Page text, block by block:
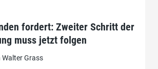
fordert: Zweiter Schritt der
muss jetzt folgen
Grass